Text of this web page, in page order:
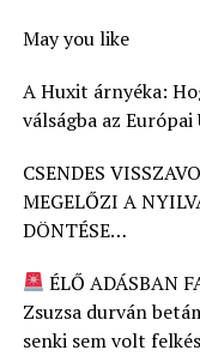
May you like
A Huxit árnyéka:
válságba az
CSENDES
MEGELŐZI A
DÖNTÉSE…
ÉLŐ ADÁSBAN
Zsuzsa durván
senki sem volt